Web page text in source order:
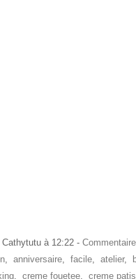
Cathytutu à 12:22 -
, anniversaire, facile, atelier,
, creme fouetee, creme